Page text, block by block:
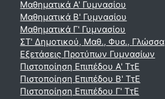
Μαθηματικά A' Γυμνασίου
Μαθηματικά Β' Γυμνασίου
Μαθηματικά Γ' Γυμνασίου
ΣΤ' Δημοτικού, Μαθ., Φυσ., Γλώσσα
Εξετάσεις Προτύπων Γυμνασίων
Πιστοποίηση Επιπέδου Α' ΤτΕ
Πιστοποίηση Επιπέδου Β' ΤτΕ
Πιστοποίηση Επιπέδου Γ' ΤτΕ